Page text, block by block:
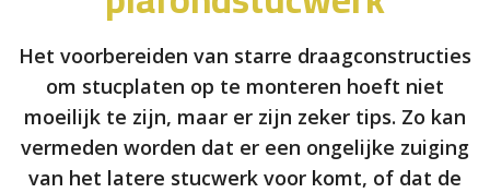
Het voorbereiden van starre draagconstructies
om stucplaten op te monteren hoeft niet
moeilijk te zijn, maar er zijn zeker tips. Zo kan
vermeden worden dat er een ongelijke zuiging
van het latere stucwerk voor komt, of dat de